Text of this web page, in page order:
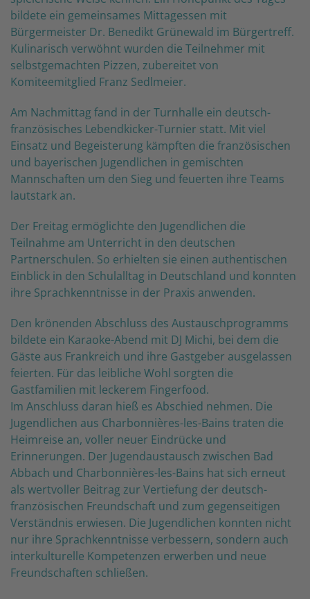
bildete ein gemeinsames Mittagessen mit
Bürgermeister Dr. Benedikt Grünewald im Bürgertreff.
Kulinarisch verwöhnt wurden die Teilnehmer mit
selbstgemachten Pizzen, zubereitet von
Komiteemitglied Franz Sedlmeier.
Am Nachmittag fand in der Turnhalle ein deutsch-
französisches Lebendkicker-Turnier statt. Mit viel
Einsatz und Begeisterung kämpften die französischen
und bayerischen Jugendlichen in gemischten
Mannschaften um den Sieg und feuerten ihre Teams
lautstark an.
Der Freitag ermöglichte den Jugendlichen die
Teilnahme am Unterricht in den deutschen
Partnerschulen. So erhielten sie einen authentischen
Einblick in den Schulalltag in Deutschland und konnten
ihre Sprachkenntnisse in der Praxis anwenden.
Den krönenden Abschluss des Austauschprogramms
bildete ein Karaoke-Abend mit DJ Michi, bei dem die
Gäste aus Frankreich und ihre Gastgeber ausgelassen
feierten. Für das leibliche Wohl sorgten die
Gastfamilien mit leckerem Fingerfood.
Im Anschluss daran hieß es Abschied nehmen. Die
Jugendlichen aus Charbonnières-les-Bains traten die
Heimreise an, voller neuer Eindrücke und
Erinnerungen. Der Jugendaustausch zwischen Bad
Abbach und Charbonnières-les-Bains hat sich erneut
als wertvoller Beitrag zur Vertiefung der deutsch-
französischen Freundschaft und zum gegenseitigen
Verständnis erwiesen. Die Jugendlichen konnten nicht
nur ihre Sprachkenntnisse verbessern, sondern auch
interkulturelle Kompetenzen erwerben und neue
Freundschaften schließen.